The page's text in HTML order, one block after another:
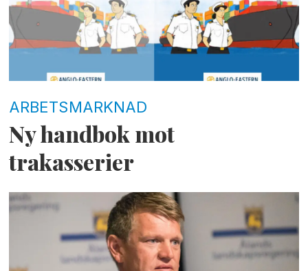
ARBETSMARKNAD
Ny handbok mot
trakasserier